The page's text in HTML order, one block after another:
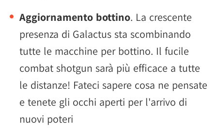
Aggiornamento bottino. La crescente
presenza di Galactus sta scombinando
tutte le macchine per bottino. Il fucile
combat shotgun sarà più efficace a tutte
le distanze! Fateci sapere cosa ne pensate
e tenete gli occhi aperti per l'arrivo di
nuovi poteri